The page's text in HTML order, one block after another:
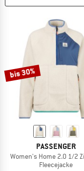
bis 30%
PASSENGER
Women's Home 2.0 1/2
Fleecejacke